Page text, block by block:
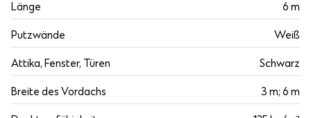
Länge 6 m
Putzwände Weiß
Attika, Fenster, Türen Schwarz
Breite des Vordachs 3 m; 6 m